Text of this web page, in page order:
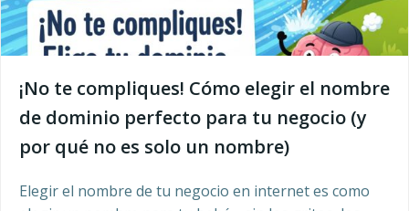
¡No te compliques! Cómo elegir el nombre
de dominio perfecto para tu negocio (y
por qué no es solo un nombre)
Elegir el nombre de tu negocio en internet es como